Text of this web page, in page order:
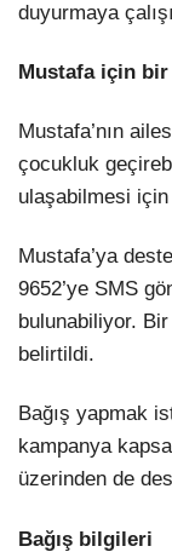
duyurmaya
Mustafa için
Mustafa’nın
çocukluk
ulaşabilmesi
Mustafa’ya
9652’ye SMS
bulunabiliyor.
belirtildi.
Bağış yapmak
kampanya
üzerinden de
Bağış bilgileri